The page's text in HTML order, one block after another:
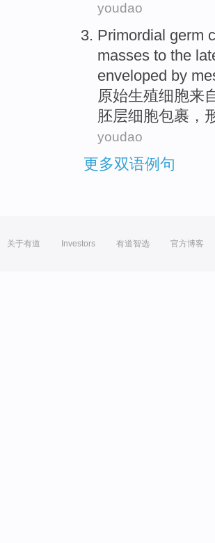
youdao
Primordial germ
masses to the
enveloped by
原始生殖细胞来
胚层细胞包裹 ，
youdao
更多双语例句
关于有道 Investors 有道智选 官方博客